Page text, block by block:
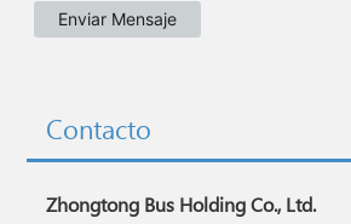
Contacto
Zhongtong Bus Holding Co., Ltd.